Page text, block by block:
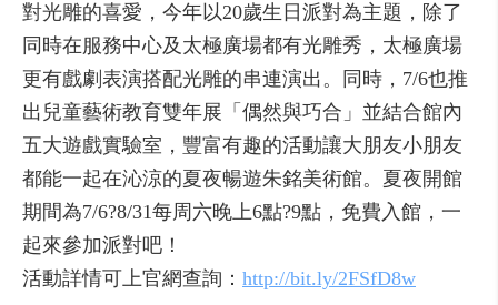
對光雕的喜愛，今年以20歲生日派對為主題，除了
同時在服務中心及太極廣場都有光雕秀，太極廣場
更有戲劇表演搭配光雕的串連演出。同時，7/6也推
出兒童藝術教育雙年展「偶然與巧合」並結合館內
五大遊戲實驗室，豐富有趣的活動讓大朋友小朋友
都能一起在沁涼的夏夜暢遊朱銘美術館。夏夜開館
期間為7/6?8/31每周六晚上6點?9點，免費入館，一
起來參加派對吧！
活動詳情可上官網查詢： http://bit.ly/2FSfD8w